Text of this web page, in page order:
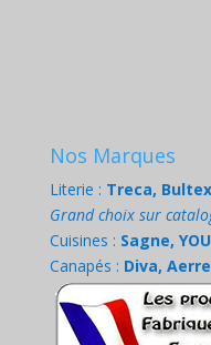
Nos Marques
Literie : Treca,
Grand choix sur
Cuisines : Sagne, YOU
Canapés : Diva,